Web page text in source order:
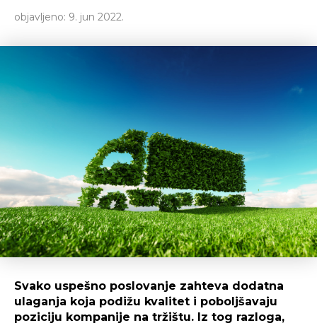
objavljeno: 9. jun 2022.
Svako uspešno poslovanje zahteva dodatna
ulaganja koja podižu kvalitet i poboljšavaju
poziciju kompanije na tržištu. Iz tog razloga,